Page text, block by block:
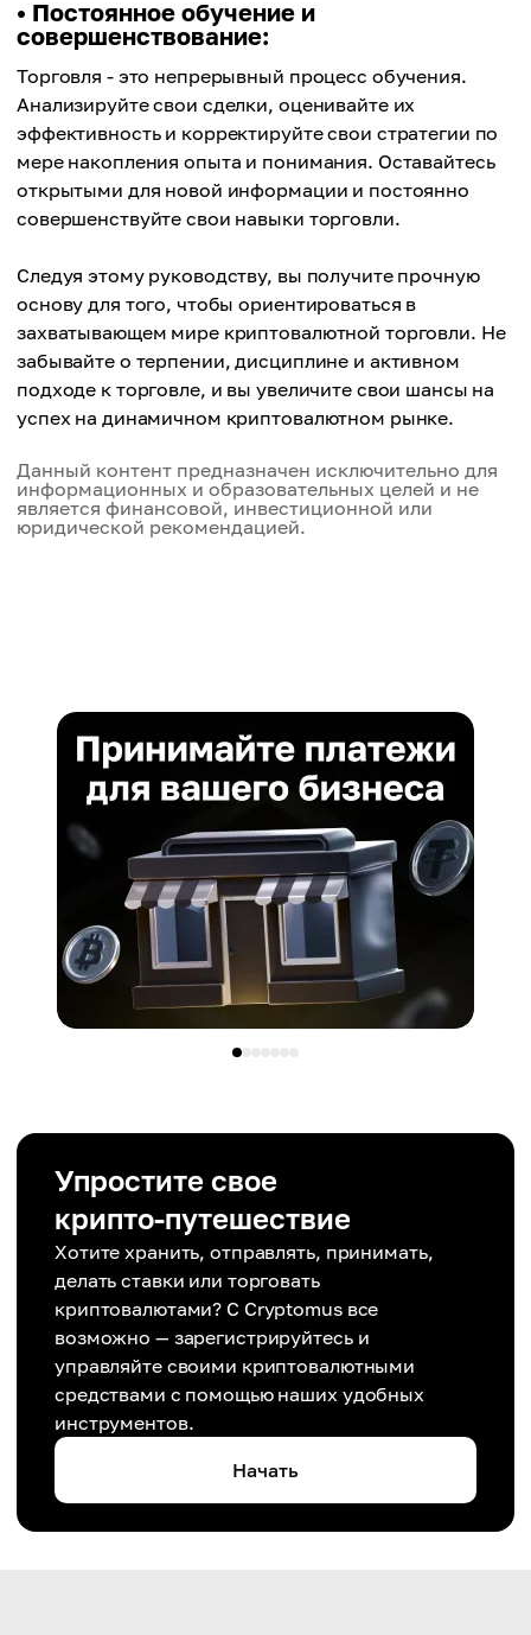
• Постоянное обучение и
совершенствование:
Торговля - это непрерывный процесс обучения.
Анализируйте свои сделки, оценивайте их
эффективность и корректируйте свои стратегии по
мере накопления опыта и понимания. Оставайтесь
открытыми для новой информации и постоянно
совершенствуйте свои навыки торговли.
Следуя этому руководству, вы получите прочную
основу для того, чтобы ориентироваться в
захватывающем мире криптовалютной торговли. Не
забывайте о терпении, дисциплине и активном
подходе к торговле, и вы увеличите свои шансы на
успех на динамичном криптовалютном рынке.
Данный контент предназначен исключительно для
информационных и образовательных целей и не
является финансовой, инвестиционной или
юридической рекомендацией.
Упростите свое
крипто-путешествие
Хотите хранить, отправлять, принимать,
делать ставки или торговать
криптовалютами? С Cryptomus все
возможно — зарегистрируйтесь и
управляйте своими криптовалютными
средствами с помощью наших удобных
инструментов.
Начать